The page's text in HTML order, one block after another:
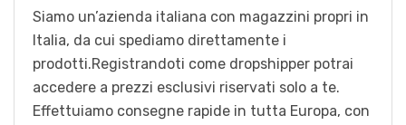
Siamo un’azienda italiana con magazzini propri in
Italia, da cui spediamo direttamente i
prodotti.Registrandoti come dropshipper potrai
accedere a prezzi esclusivi riservati solo a te.
Effettuiamo consegne rapide in tutta Europa, con